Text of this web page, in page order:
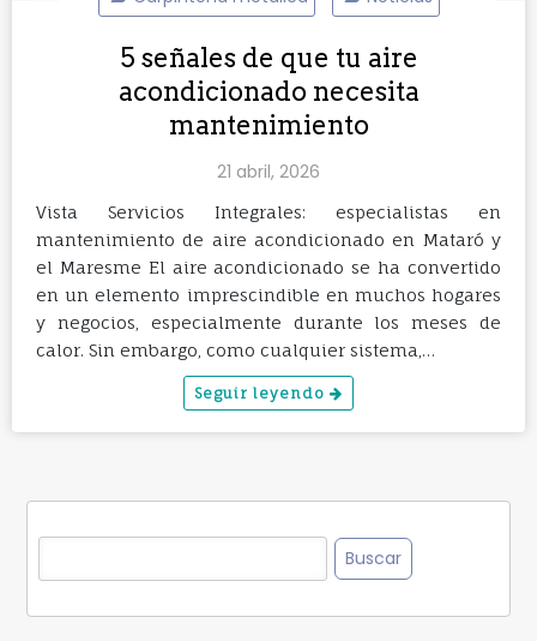
5 señales de que tu aire
acondicionado necesita
mantenimiento
21 abril, 2026
Vista Servicios Integrales: especialistas en
mantenimiento de aire acondicionado en Mataró y
el Maresme El aire acondicionado se ha convertido
en un elemento imprescindible en muchos hogares
y negocios, especialmente durante los meses de
calor. Sin embargo, como cualquier sistema,…
Seguir leyendo
Buscar: